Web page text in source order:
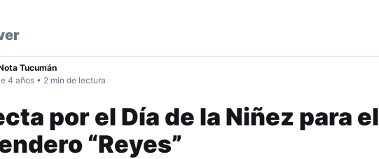
Tucumán
4 años • 2 min de lectura
por el Día de la Niñez para el
“Reyes”